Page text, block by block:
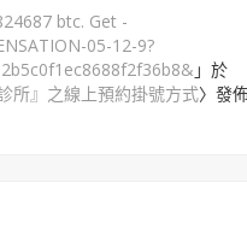
btc. Get -
05-12-9?
」於
所』之線上預約掛號方式〉發